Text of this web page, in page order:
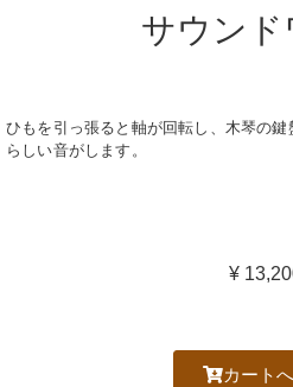
サウンド
ひもを引っ張ると軸が回転し、木琴の
らしい音がします。
¥
カート